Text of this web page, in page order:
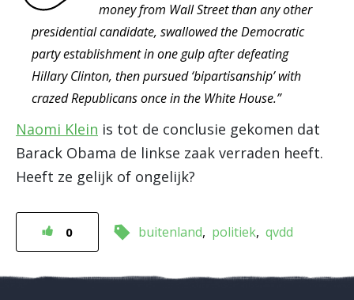
money from Wall Street than any other
presidential candidate, swallowed the Democratic
party establishment in one gulp after defeating
Hillary Clinton, then pursued ‘bipartisanship’ with
crazed Republicans once in the White House.”
Naomi Klein is tot de conclusie gekomen dat
Barack Obama de linkse zaak verraden heeft.
Heeft ze gelijk of ongelijk?
0 buitenland politiek qvdd